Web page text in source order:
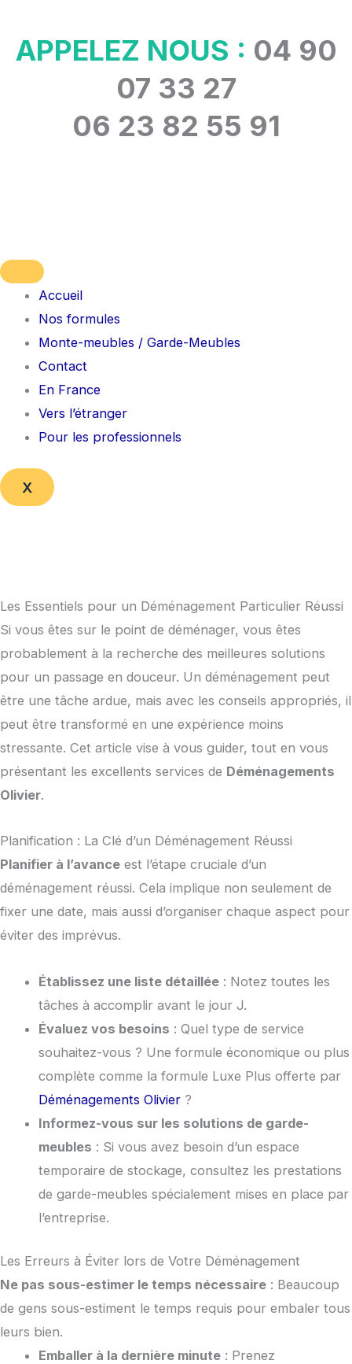
contenu
APPELEZ NOUS : 04 90
07 33 27
06 23 82 55 91
Accueil
Nos formules
Monte-meubles / Garde-Meubles
Contact
En France
Vers l’étranger
Pour les professionnels
X
Les Essentiels pour un Déménagement Particulier Réussi
Si vous êtes sur le point de déménager, vous êtes
probablement à la recherche des meilleures solutions
pour un passage en douceur. Un déménagement peut
être une tâche ardue, mais avec les conseils appropriés, il
peut être transformé en une expérience moins
stressante. Cet article vise à vous guider, tout en vous
présentant les excellents services de Déménagements
Olivier.
Planification : La Clé d’un Déménagement Réussi
Planifier à l’avance est l’étape cruciale d’un
déménagement réussi. Cela implique non seulement de
fixer une date, mais aussi d’organiser chaque aspect pour
éviter des imprévus.
Établissez une liste détaillée : Notez toutes les
tâches à accomplir avant le jour J.
Évaluez vos besoins : Quel type de service
souhaitez-vous ? Une formule économique ou plus
complète comme la formule Luxe Plus offerte par
Déménagements Olivier ?
Informez-vous sur les solutions de garde-
meubles : Si vous avez besoin d’un espace
temporaire de stockage, consultez les prestations
de garde-meubles spécialement mises en place par
l’entreprise.
Les Erreurs à Éviter lors de Votre Déménagement
Ne pas sous-estimer le temps nécessaire : Beaucoup
de gens sous-estiment le temps requis pour embaler tous
leurs bien.
Emballer à la dernière minute : Prenez